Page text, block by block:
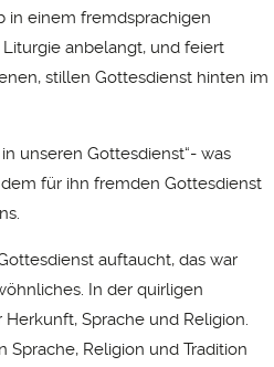
in einem fremdsprachigen
anbelangt, und feiert
stillen Gottesdienst hinten im
unseren Gottesdienst“- was
für ihn fremden Gottesdienst
auftaucht, das war
In der quirligen
Sprache und Religion.
Religion und Tradition